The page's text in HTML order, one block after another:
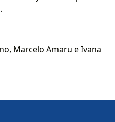
Marcelo Amaru e Ivana